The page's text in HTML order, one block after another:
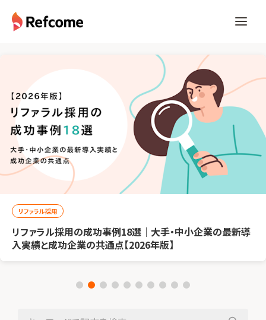
リファラル採用
リファラル採用の成功事例18選｜大手・中小企業の最新導
入実績と成功企業の共通点【2026年版】